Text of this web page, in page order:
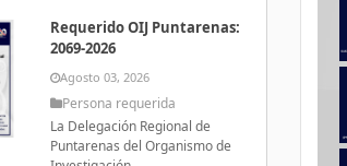
Requerido OIJ Puntarenas:
2069-2026
Agosto 03, 2026
Persona requerida
La Delegación Regional de
Puntarenas del Organismo de